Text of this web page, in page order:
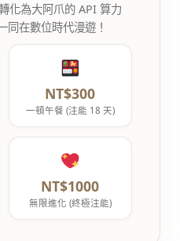
化為大阿爪的 API 算力
同在數位時代漫遊！
NT$300
一頓午餐 (注能 18 天)
NT$1000
無限進化 (終極注能)